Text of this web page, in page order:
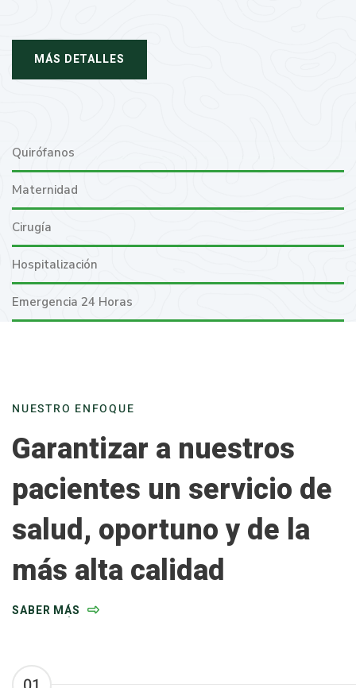
MÁS DETALLES
Quirófanos
Maternidad
Cirugía
Hospitalización
Emergencia 24 Horas
NUESTRO ENFOQUE
Garantizar a nuestros
pacientes un servicio de
salud, oportuno y de la
más alta calidad
SABER MÁS